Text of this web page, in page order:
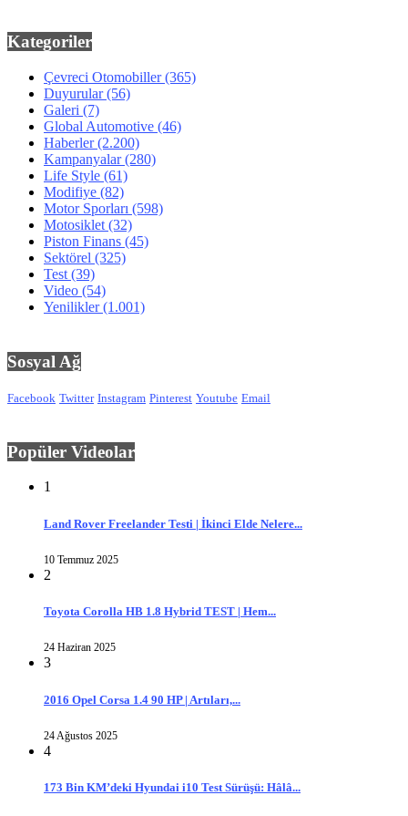
Kategoriler
Çevreci Otomobiller(365)
Duyurular(56)
Galeri (7)
Global Automotive (46)
Haberler(2.200)
Kampanyalar(280)
Life Style (61)
Modifiye (82)
Motor Sporları (598)
Motosiklet (32)
Piston Finans (45)
Sektörel (325)
Test (39)
Video (54)
Yenilikler(1.001)
Sosyal Ağ
Facebook Twitter Instagram Pinterest Youtube Email
Popüler Videolar
1
Land Rover Freelander Testi | İkinci Elde Nelere...
10 Temmuz 2025
2
Toyota Corolla HB 1.8 Hybrid TEST | Hem...
24 Haziran 2025
3
2016 Opel Corsa 1.4 90 HP | Artıları,...
24 Ağustos 2025
4
173 Bin KM’deki Hyundai i10 Test Sürüşü: Hâlâ...